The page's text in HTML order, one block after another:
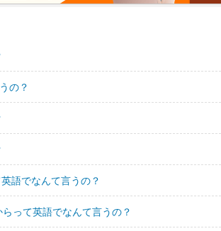
の？
語でなんて言うの？
って英語でなんて言うの？